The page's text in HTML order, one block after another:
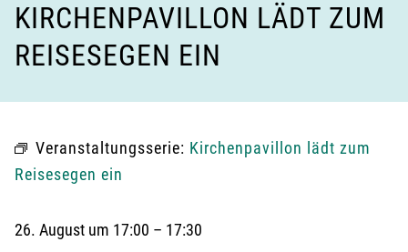
KIRCHENPAVILLON LÄDT ZUM
REISESEGEN EIN
Veranstaltungsserie: Kirchenpavillon lädt zum
Reisesegen ein
26. August um 17:00 – 17:30